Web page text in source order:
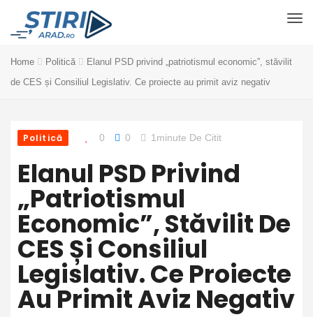
Home Politică
Elanul PSD privind „patriotismul economic”, stăvilit
de CES și Consiliul Legislativ. Ce proiecte au primit aviz negativ
Politică 0 0 1minute De Citit
Elanul PSD Privind
„patriotismul
Economic”, Stăvilit De
CES Și Consiliul
Legislativ. Ce Proiecte
Au Primit Aviz Negativ